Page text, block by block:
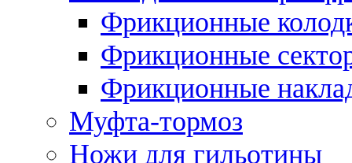
Фрикционные
Фрикционные
Фрикционные
Муфта-тормоз
Ножи для гильотины